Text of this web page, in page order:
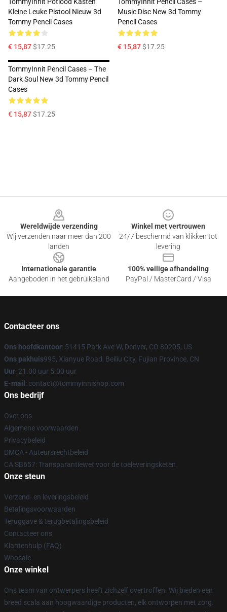
Kleine Leuke Pistool Nieuw 3d
Tommy Pencil Cases
€ 15,87$17.25
Music Disc New 3d Tommy
Pencil Cases
€ 15,87$17.25
TommyInnit Pencil Cases – The
Dark Soul New 3d Tommy Pencil
Cases
€ 15,87$17.25
Wereldwijde verzending
Wij verzenden naar meer dan 200
landen
Winkel met vertrouwen
24/7 beschermd van klikken tot
levering
Internationale garantie
Aangeboden in het gebruiksland
100% veilige afhandeling
PayPal / MasterCard / Visa
Contacteer ons
Ons hoofdkantoor: 51415 Park Ave W, Denver, CO 80205, US
Ons pakhuis995, Xianyue Road, Beiliu City, Fujian Province, CN
Uur: 21.00 uur 5.00 uur
E-mail : contact@tommyinnishop.com
Ons bedrijf
Over ons
Algemene voorwaarden
Privacybeleid
DMCA - Auteursrechtbeleid
CA SB657: Transparantiewet voor de toeleveringsketen
Onze steun
Verzend- en leveringsbeleid
Betalingsvoorwaarden
Teruggave & terugbetalingsbeleid
Contacteer ons
Klantenhulp (FAQ)
Whosale
Onze winkel
Ons team van ontwerpers heeft zichzelf overtroffen. Wij bieden een
breed scala aan hoogwaardige producten, elk ontworpen met zorg.